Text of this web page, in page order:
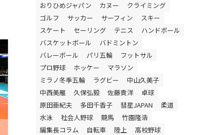
おりひめジャパン
カヌー
クライミング
ゴルフ
サッカー サーフィン
スキー
スケート
セーリング テニス
ハンドボール
バスケットボール
バドミントン
バレーボール
パリ五輪
フットサル
プロ野球
ホッケー
マラソン
ミラノ冬季五輪
ラグビー
中山久美子
中西美雁
久保弘毅 佐藤貴洋
卓球
原田亜紀夫
多田千香子 彗星JAPAN
柔道
水泳
社会人野球 競馬
竹園隆浩
編集長コラム
自転車 陸上 高校野球